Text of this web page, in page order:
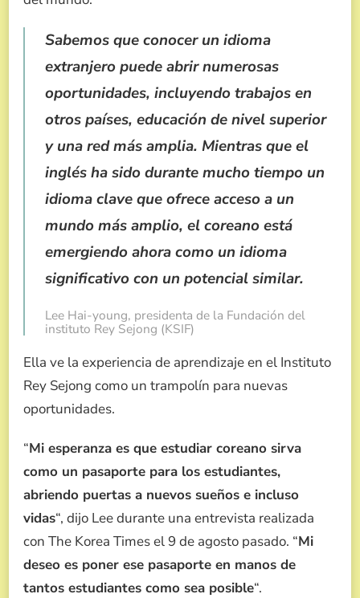
Sabemos que conocer un idioma
extranjero puede abrir numerosas
oportunidades, incluyendo trabajos en
otros países, educación de nivel superior
y una red más amplia. Mientras que el
inglés ha sido durante mucho tiempo un
idioma clave que ofrece acceso a un
mundo más amplio, el coreano está
emergiendo ahora como un idioma
significativo con un potencial similar.
Lee Hai-young, presidenta de la Fundación del
instituto Rey Sejong (KSIF)
Ella ve la experiencia de aprendizaje en el Instituto
Rey Sejong como un trampolín para nuevas
oportunidades.
“Mi esperanza es que estudiar coreano sirva
como un pasaporte para los estudiantes,
abriendo puertas a nuevos sueños e incluso
vidas“, dijo Lee durante una entrevista realizada
con The Korea Times el 9 de agosto pasado. “Mi
deseo es poner ese pasaporte en manos de
tantos estudiantes como sea posible“.